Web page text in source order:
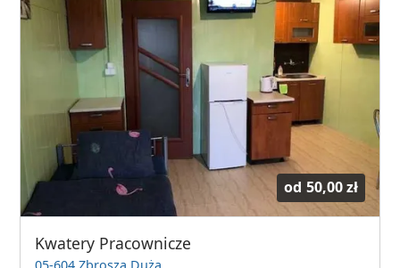
od 50,00 zł
Kwatery Pracownicze